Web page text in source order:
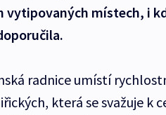
vytipovaných místech, i
radnice umístí
která se svažuje k